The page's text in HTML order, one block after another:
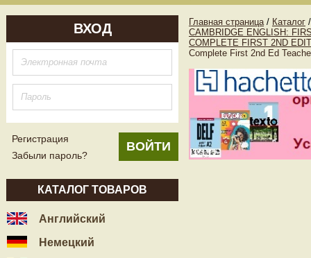
ВХОД
Регистрация
Забыли пароль?
КАТАЛОГ ТОВАРОВ
Английский
Немецкий
Главная страница / Каталог /
CAMBRIDGE ENGLISH:
COMPLETE FIRST 2ND
Complete First 2nd Ed